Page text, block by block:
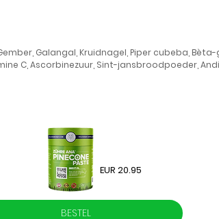
Galangal, Kruidnagel, Piper cubeba, Bèta-
C, Ascorbinezuur, Sint-jansbroodpoeder,
EUR 20.95
BESTEL